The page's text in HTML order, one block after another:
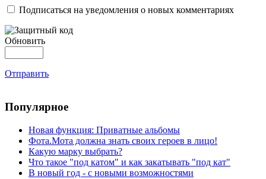
Подписаться на уведомления о новых комментариях
Обновить
Отправить
Популярное
Новая функция: Приватные альбомы
Фота.Мота должна знать своих героев в лицо!
Какую марку выбрать?
Что такое "под катом" и как закатывать "под кат"
В новый год - с новыми возможностями